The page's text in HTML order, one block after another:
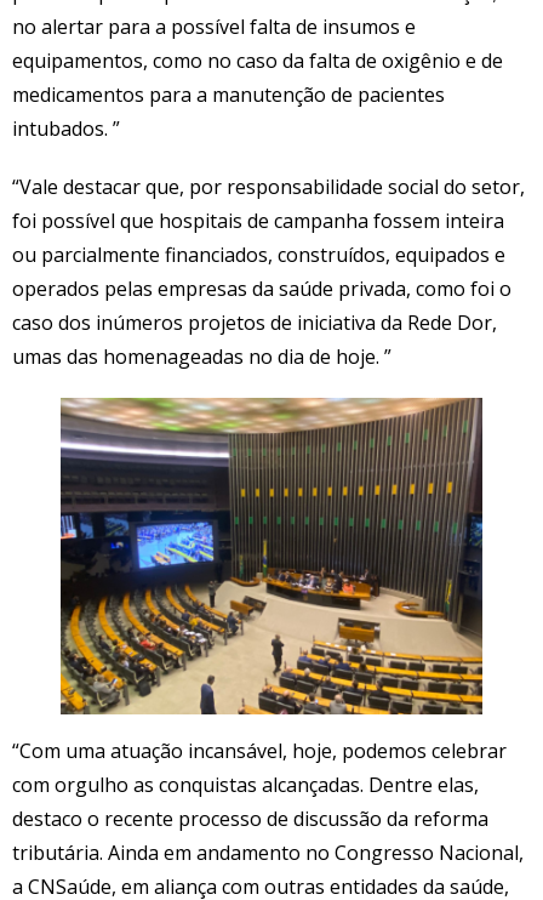
no alertar para a possível falta de insumos e
equipamentos, como no caso da falta de oxigênio e de
medicamentos para a manutenção de pacientes
intubados. ”
“Vale destacar que, por responsabilidade social do setor,
foi possível que hospitais de campanha fossem inteira
ou parcialmente financiados, construídos, equipados e
operados pelas empresas da saúde privada, como foi o
caso dos inúmeros projetos de iniciativa da Rede Dor,
umas das homenageadas no dia de hoje. ”
“Com uma atuação incansável, hoje, podemos celebrar
com orgulho as conquistas alcançadas. Dentre elas,
destaco o recente processo de discussão da reforma
tributária. Ainda em andamento no Congresso Nacional,
a CNSaúde, em aliança com outras entidades da saúde,